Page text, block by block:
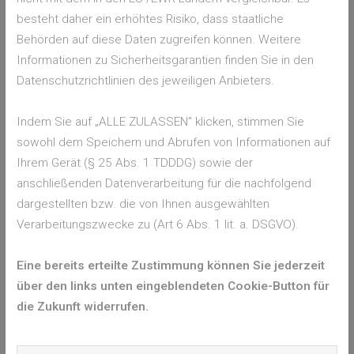
WURS-K
steht für die deutsche Kurzform der Wender Utah
Rating Scale. Der entsprechende Fragebogen erfasst die
Selbsteinschätzung Betroffener zu ihren Symptomen speziell
CAARS
CAARSsteht für die Conners’ Adult ADHD Rating Scale. Die
Fragen decken acht Bereiche von Symptomen ab:
Mangelnde Aufmerksamkeit und Probleme mit dem
Hyperaktivität und Ruhelosigkeit
Impulsivität und emotionale Labilität
Probleme mit dem “Selbst”
besteht daher ein erhöhtes Risiko, dass staatliche
Behörden auf diese Daten zugreifen können. Weitere
Informationen zu Sicherheitsgarantien finden Sie in den
Datenschutzrichtlinien des jeweiligen Anbieters.
Indem Sie auf „ALLE ZULASSEN" klicken, stimmen Sie
sowohl dem Speichern und Abrufen von Informationen auf
Ihrem Gerät (§ 25 Abs. 1 TDDDG) sowie der
anschließenden Datenverarbeitung für die nachfolgend
dargestellten bzw. die von Ihnen ausgewählten
Verarbeitungszwecke zu (Art 6 Abs. 1 lit. a. DSGVO).
Eine bereits erteilte Zustimmung können Sie jederzeit
über den links unten eingeblendeten Cookie-Button für
die Zukunft widerrufen.